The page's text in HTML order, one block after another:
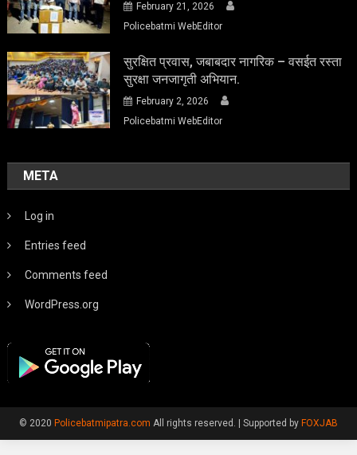
February 21, 2026
Policebatmi WebEditor
सुरक्षित प्रवास, जबाबदार नागरिक – वसईत रस्ता
सुरक्षा जनजागृती अभियान.
February 2, 2026
Policebatmi WebEditor
META
Log in
Entries feed
Comments feed
WordPress.org
© 2020 Policebatmipatra.com All rights reserved. | Supported by FOXJAB